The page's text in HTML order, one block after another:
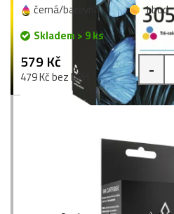
černá/barevná
1 bod
Skladem > 9 ks
579 Kč
479 Kč bez DPH -